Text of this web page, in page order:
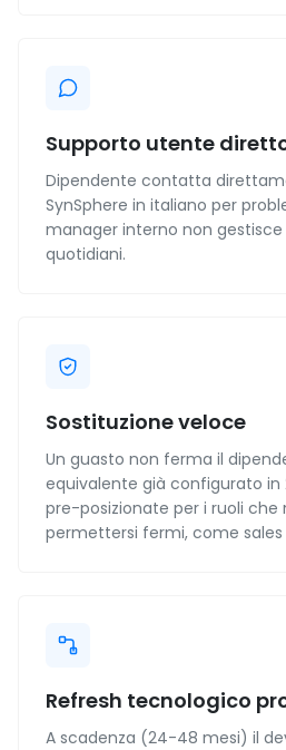
Supporto utente
Dipendente contatta
SynSphere in italiano per
manager interno non
quotidiani.
Sostituzione veloce
Un guasto non ferma il
equivalente già configurato
pre-posizionate per i ruoli che
permettersi fermi, come sales
Refresh tecnologico
A scadenza (24-48 mesi) il